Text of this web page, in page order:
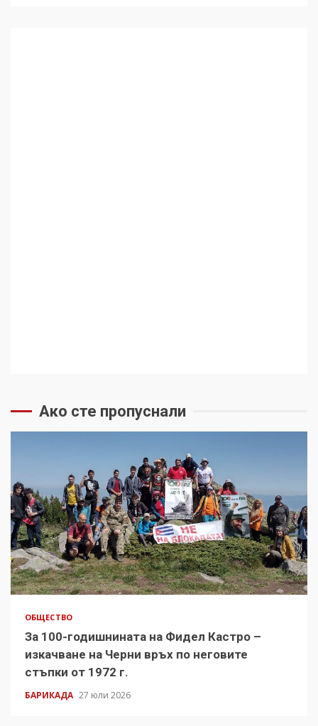
Ако сте пропуснали
ОБЩЕСТВО
За 100-годишнината на Фидел Кастро –
изкачване на Черни връх по неговите
стъпки от 1972 г.
БАРИКАДА 27 юли 2026